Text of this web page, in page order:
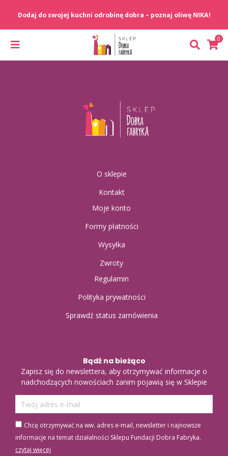
O sklepie
Kontakt
Moje konto
Formy płatności
Wysyłka
Zwroty
Regulamin
Polityka prywatności
Sprawdź status zamówienia
Bądź na bieżąco
Zapisz się do newslettera, aby otrzymywać informacje o
nadchodzących nowościach zanim pojawią się w Sklepie
Chcę otrzymywać na ww. adres e-mail, newsletter i najnowsze
informacje na temat działalności Sklepu Fundacji Dobra Fabryka.
czytaj więcej